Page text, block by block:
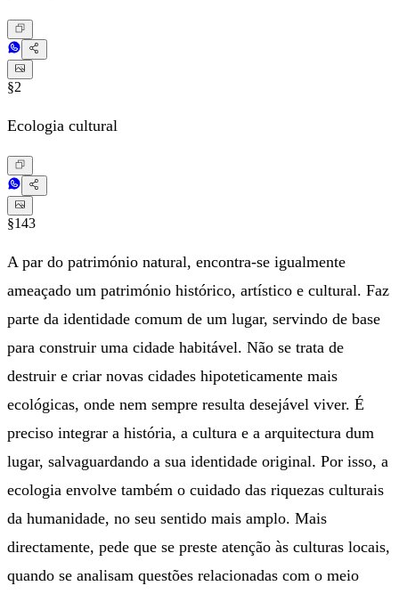
§2
Ecologia cultural
§143
A par do património natural, encontra-se igualmente
ameaçado um património histórico, artístico e cultural. Faz
parte da identidade comum de um lugar, servindo de base
para construir uma cidade habitável. Não se trata de
destruir e criar novas cidades hipoteticamente mais
ecológicas, onde nem sempre resulta desejável viver. É
preciso integrar a história, a cultura e a arquitectura dum
lugar, salvaguardando a sua identidade original. Por isso, a
ecologia envolve também o cuidado das riquezas culturais
da humanidade, no seu sentido mais amplo. Mais
directamente, pede que se preste atenção às culturas locais,
quando se analisam questões relacionadas com o meio